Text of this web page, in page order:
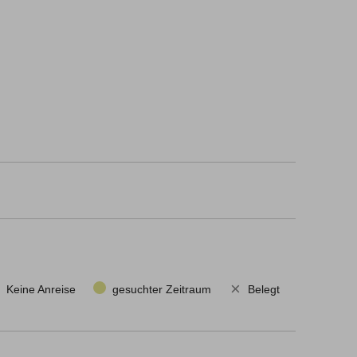
Keine Anreise gesuchter Zeitraum × Belegt